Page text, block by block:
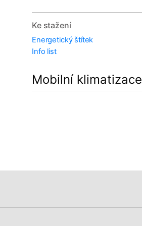
Ke stažení
Energetický štítek
Info list
Mobilní klimatizace